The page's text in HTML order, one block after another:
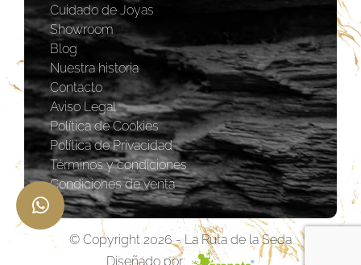
Cuidado de Joyas
Showroom
Blog
Nuestra historia
Contacto
Aviso Legal
Política de Cookies
Política de Privacidad
Términos y condiciones
Condiciones de venta
© Copyright 2026 - La Ruta de la Seda
Diseñado por: